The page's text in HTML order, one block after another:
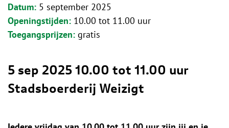
Datum 5 september 2025
Openingstijden 10.00 tot 11.00 uur
Toegangsprijzen gratis
5 sep 2025 10.00 tot 11.00 uur
Stadsboerderij Weizigt